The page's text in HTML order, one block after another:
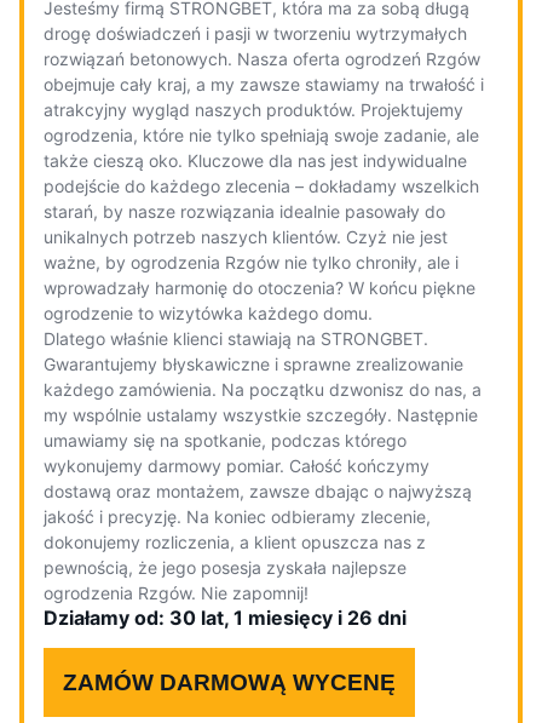
Jesteśmy firmą STRONGBET, która ma za sobą długą
drogę doświadczeń i pasji w tworzeniu wytrzymałych
rozwiązań betonowych. Nasza oferta ogrodzeń Rzgów
obejmuje cały kraj, a my zawsze stawiamy na trwałość i
atrakcyjny wygląd naszych produktów. Projektujemy
ogrodzenia, które nie tylko spełniają swoje zadanie, ale
także cieszą oko. Kluczowe dla nas jest indywidualne
podejście do każdego zlecenia – dokładamy wszelkich
starań, by nasze rozwiązania idealnie pasowały do
unikalnych potrzeb naszych klientów. Czyż nie jest
ważne, by ogrodzenia Rzgów nie tylko chroniły, ale i
wprowadzały harmonię do otoczenia? W końcu piękne
ogrodzenie to wizytówka każdego domu.
Dlatego właśnie klienci stawiają na STRONGBET.
Gwarantujemy błyskawiczne i sprawne zrealizowanie
każdego zamówienia. Na początku dzwonisz do nas, a
my wspólnie ustalamy wszystkie szczegóły. Następnie
umawiamy się na spotkanie, podczas którego
wykonujemy darmowy pomiar. Całość kończymy
dostawą oraz montażem, zawsze dbając o najwyższą
jakość i precyzję. Na koniec odbieramy zlecenie,
dokonujemy rozliczenia, a klient opuszcza nas z
pewnością, że jego posesja zyskała najlepsze
ogrodzenia Rzgów. Nie zapomnij!
Działamy od: 30 lat, 1 miesięcy i 26 dni
ZAMÓW DARMOWĄ WYCENĘ